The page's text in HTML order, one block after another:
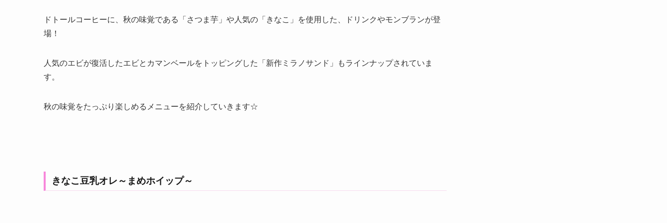
ドトールコーヒーに、秋の味覚である「さつま芋」や人気の「きなこ」を使用した、ドリンクやモンブランが登
場！
人気のエビが復活したエビとカマンベールをトッピングした「新作ミラノサンド」もラインナップされていま
す。
秋の味覚をたっぷり楽しめるメニューを紹介していきます☆
きなこ豆乳オレ～まめホイップ～